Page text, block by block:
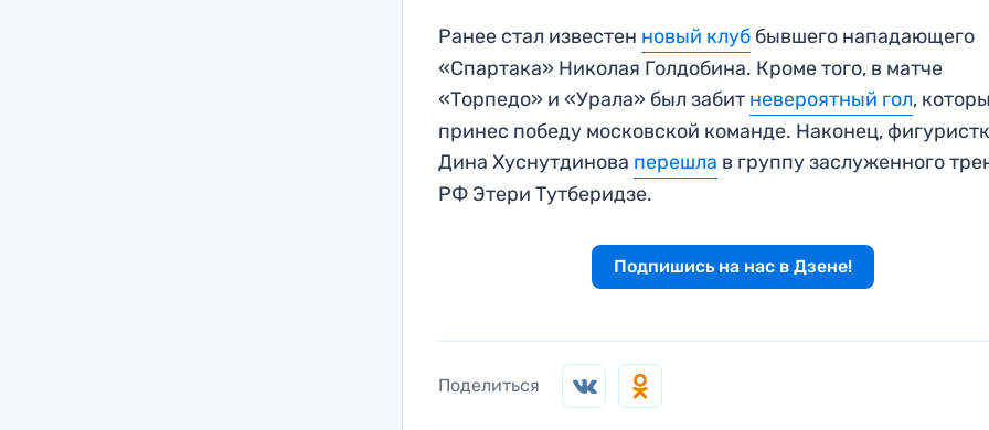
Ранее стал известен новый клуб бывшего нападающего
«Спартака» Николая Голдобина. Кроме того, в матче
«Торпедо» и «Урала» был забит невероятный гол,
принес победу московской команде. Наконец,
Дина Хуснутдинова перешла в группу заслуженного
РФ Этери Тутберидзе.
Подпишись на нас в Дзене!
Поделиться